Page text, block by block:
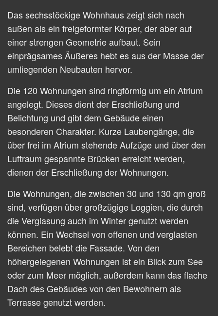
Das sechsstöckige Wohnhaus zeigt sich nach
außen als ein freigeformter Körper, der aber auf
einer strengen Geometrie aufbaut. Sein
einprägsames Äußeres hebt es aus der Masse der
umliegenden Neubauten hervor.
Die 120 Wohnungen sind ringförmig um ein Atrium
angelegt. Dieses dient der Erschließung und
Belichtung und gibt dem Gebäude einen
besonderen Charakter. Kurze Laubengänge, die
über frei im Atrium stehende Aufzüge und über den
Luftraum gespannte Brücken erreicht werden,
dienen der Erschließung der Wohnungen.
Die Wohnungen, die zwischen 30 und 130 qm groß
sind, verfügen über großzügige Loggien, die durch
die Verglasung auch im Winter genutzt werden
können. Ein Wechsel von offenen und verglasten
Bereichen belebt die Fassade. Von den
höhergelegenen Wohnungen ist ein Blick zum See
oder zum Meer möglich, außerdem kann das flache
Dach des Gebäudes von den Bewohnern als
Terrasse genutzt werden.